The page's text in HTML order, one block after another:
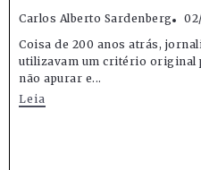
Carlos Alberto Sardenberg
Coisa de 200 anos atrás,
utilizavam um critério original
não apurar e...
Leia